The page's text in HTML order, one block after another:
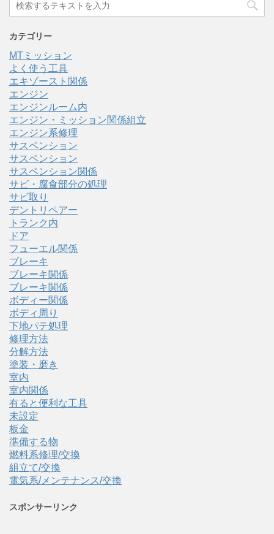
カテゴリー
MTミッション
よく使う工具
エキゾースト関係
エンジン
エンジンルーム内
エンジン・ミッション関係組立
エンジン系修理
サスペンション
サスペンション
サスペンション関係
サビ・腐食部分の処理
サビ取り
デントリペアー
トランク内
ドア
フューエル関係
ブレーキ
ブレーキ関係
ブレーキ関係
ボディー関係
ボディ周り
下地パテ処理
修理方法
分解方法
塗装・磨き
室内
室内関係
有ると便利な工具
未設定
板金
準備する物
燃料系修理/交換
組立て/交換
電気系/メンテナンス/交換
スポンサーリンク